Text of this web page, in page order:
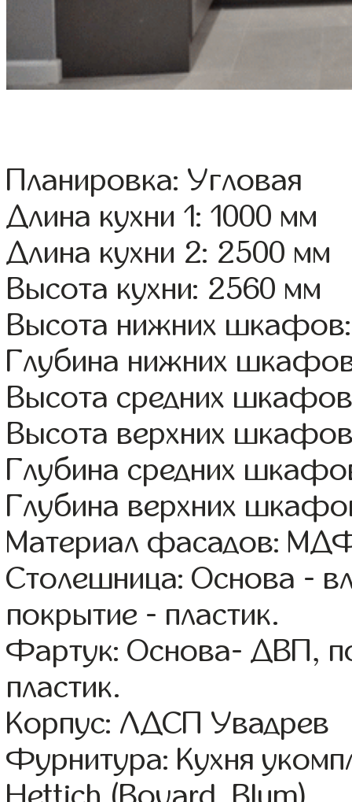
Планировка: Угловая
Длина кухни 1: 1000 мм
Длина кухни 2: 2500 мм
Высота кухни: 2560 мм
Высота нижних
Глубина нижних
Высота средних
Высота верхних
Глубина средних
Глубина верхних
Материал фасадов:
Столешница: Основа -
покрытие - пластик.
Фартук: Основа- ДВП,
пластик.
Корпус: ЛДСП Увадрев
Фурнитура: Кухня